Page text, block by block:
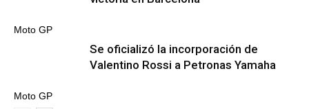
Moto GP
Moto GP
Se oficializó la incorporación de
Valentino Rossi a Petronas Yamaha